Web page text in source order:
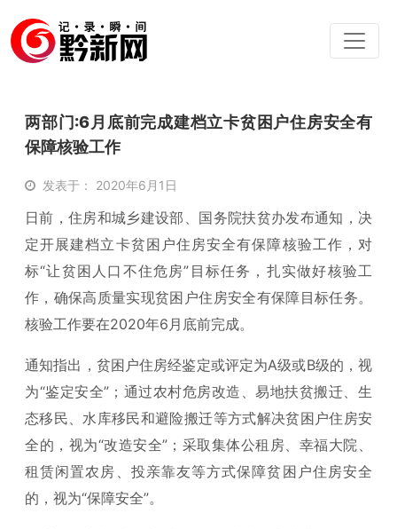
两部门:6月底前完成建档立卡贫困户住房安全有
保障核验工作
发表于： 2020年6月1日
日前，住房和城乡建设部、国务院扶贫办发布通知，决
定开展建档立卡贫困户住房安全有保障核验工作，对
标“让贫困人口不住危房”目标任务，扎实做好核验工
作，确保高质量实现贫困户住房安全有保障目标任务。
核验工作要在2020年6月底前完成。
通知指出，贫困户住房经鉴定或评定为A级或B级的，视
为“鉴定安全”；通过农村危房改造、易地扶贫搬迁、生
态移民、水库移民和避险搬迁等方式解决贫困户住房安
全的，视为“改造安全”；采取集体公租房、幸福大院、
租赁闲置农房、投亲靠友等方式保障贫困户住房安全
的，视为“保障安全”。